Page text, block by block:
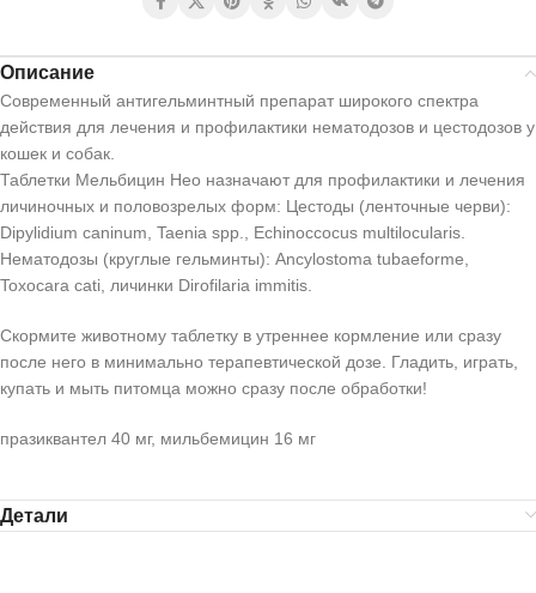
Описание
Современный антигельминтный препарат широкого спектра
действия для лечения и профилактики нематодозов и цестодозов у
кошек и собак.
Таблетки Мельбицин Нео назначают для профилактики и лечения
личиночных и половозрелых форм: Цестоды (ленточные черви):
Dipylidium caninum, Taenia spp., Echinoccocus multilocularis.
Нематодозы (круглые гельминты): Ancylostoma tubaeforme,
Toxocara cati, личинки Dirofilaria immitis.
Скормите животному таблетку в утреннее кормление или сразу
после него в минимально терапевтической дозе. Гладить, играть,
купать и мыть питомца можно сразу после обработки!
празиквантел 40 мг, мильбемицин 16 мг
Детали